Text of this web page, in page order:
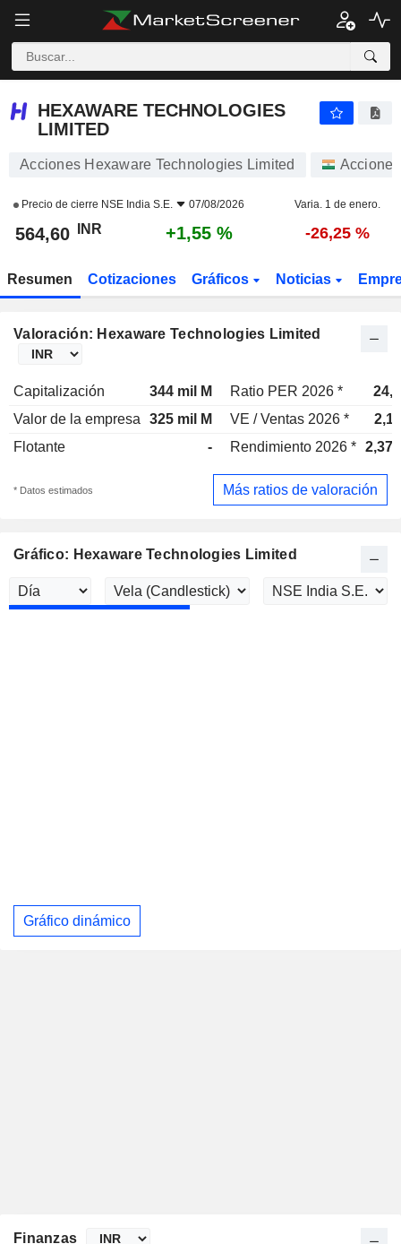
HEXAWARE TECHNOLOGIES
LIMITED
Acciones Hexaware Technologies Limited Acciones
Precio de cierre NSE India S.E. 07/08/2026 Varia. 1 de enero.
564,60 INR +1,55 % -26,25 %
Resumen Cotizaciones Gráficos Noticias
Valoración: Hexaware Technologies Limited
Capitalización 344 mil M Ratio PER 2026 *
Valor de la empresa
325 mil M VE / Ventas 2026 *
Flotante
- Rendimiento 2026 * 2,37
* Datos estimados Más ratios de valoración
Gráfico: Hexaware Technologies Limited
Gráfico dinámico
Finanzas